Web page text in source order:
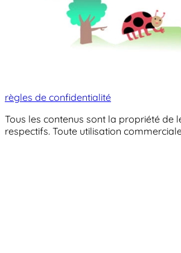
règles de confidentialité
Tous les contenus sont la propriété de
respectifs. Toute utilisation